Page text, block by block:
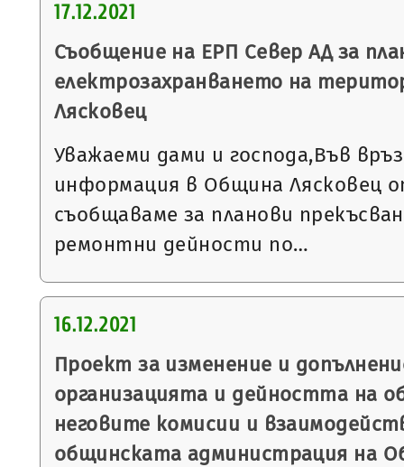
17.12.2021
Съобщение на ЕРП Север АД за
електрозахранването на
Лясковец
Уважаеми дами и господа,Във
информация в Община Лясковец
съобщаваме за планови
ремонтни дейности по…
16.12.2021
Проект за изменение и
организацията и дейността на
неговите комисии и
общинската администрация на